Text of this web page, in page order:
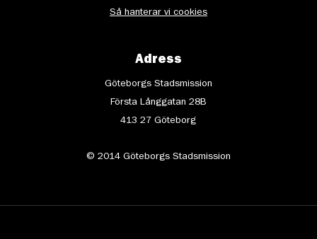
Så hanterar vi cookies
Adress
Göteborgs Stadsmission
Första Långgatan 28B
413 27 Göteborg
© 2014 Göteborgs Stadsmission